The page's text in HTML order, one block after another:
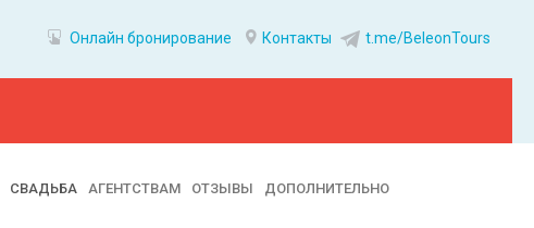
Онлайн бронирование Контакты t.me/BeleonTours
СВАДЬБА АГЕНТСТВАМ ОТЗЫВЫ ДОПОЛНИТЕЛЬНО